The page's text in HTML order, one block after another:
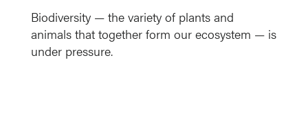
Biodiversity — the variety of plants and
animals that together form our ecosystem — is
under pressure.